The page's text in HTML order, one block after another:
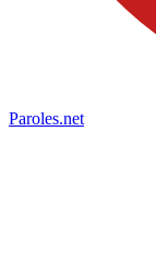
Paroles.net